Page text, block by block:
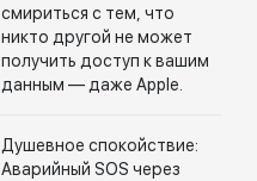
смириться с тем, что
никто другой не может
получить доступ к вашим
данным — даже Apple.
Душевное спокойствие:
Аварийный SOS через